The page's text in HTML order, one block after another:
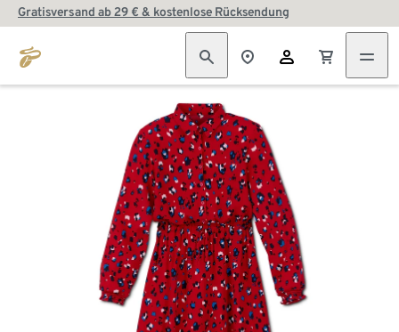
Gratisversand ab 29 € & kostenlose Rücksendung